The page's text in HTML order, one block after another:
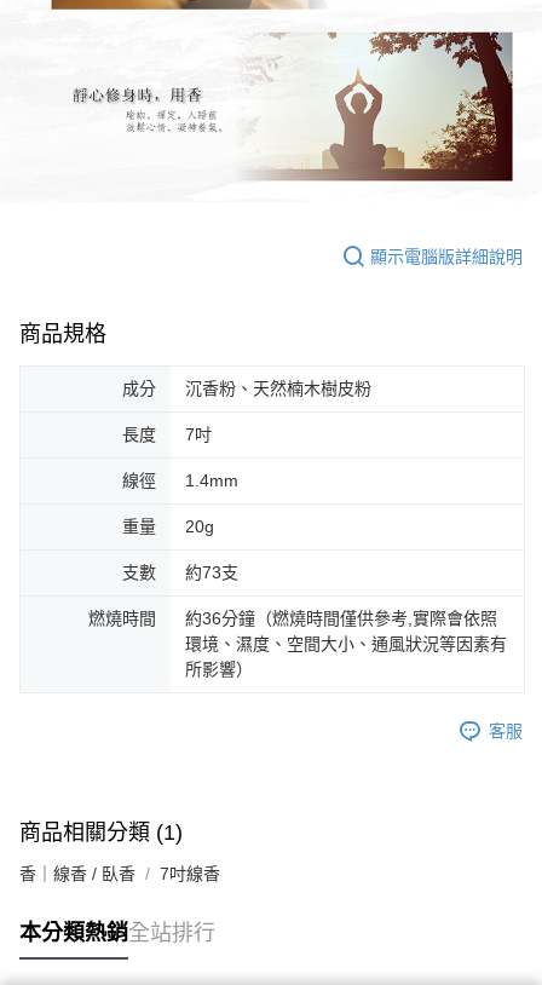
顯示電腦版詳細說明
商品規格
成分 沉香粉、天然楠木樹皮粉
長度 7吋
線徑 1.4mm
重量 20g
支數 約73支
燃燒時間
約36分鐘（燃燒時間僅供參考,實際會依照
環境、濕度、空間大小、通風狀況等因素有
所影響）
客服
商品相關分類 (1)
香｜線香 / 臥香 7吋線香
本分類熱銷全站排行